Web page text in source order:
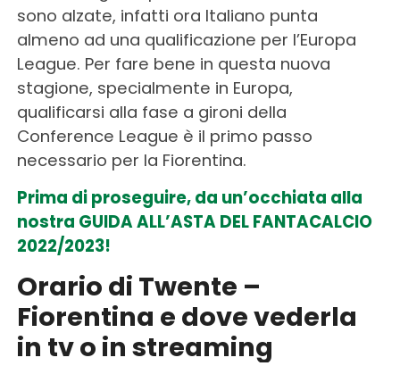
sono alzate, infatti ora Italiano punta
almeno ad una qualificazione per l’Europa
League. Per fare bene in questa nuova
stagione, specialmente in Europa,
qualificarsi alla fase a gironi della
Conference League è il primo passo
necessario per la Fiorentina.
Prima di proseguire, da un’occhiata alla
nostra GUIDA ALL’ASTA DEL FANTACALCIO
2022/2023!
Orario di Twente –
Fiorentina e dove vederla
in tv o in streaming